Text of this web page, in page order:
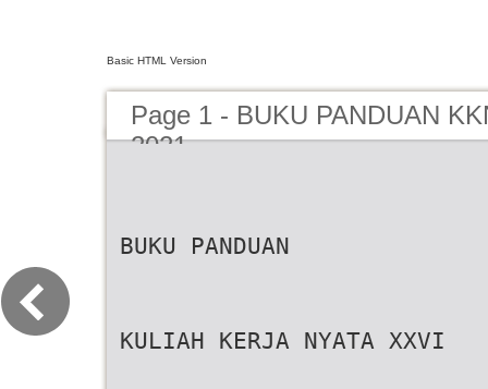
Basic HTML Version
Page 1 - BUKU PANDUAN
2021
BUKU PANDUAN
KULIAH KERJA NYATA XXVI